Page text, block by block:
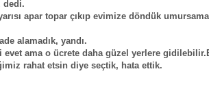
dedi.
apar topar çıkıp evimize döndük
alamadık, yandı.
ama o ücrete daha güzel yerlere
rahat etsin diye seçtik, hata ettik.